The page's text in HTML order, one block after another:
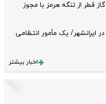
قطر از تنگه هرمز با مجوز
ایرانشهر/ یک مأمور انتظامی
اخبار بیشتر